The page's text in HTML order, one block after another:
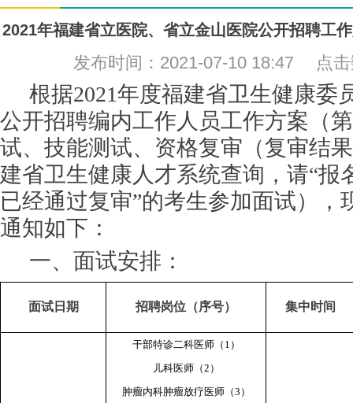
2021年福建省立医院、省立金山医院公开招聘工
发布时间：2021-07-10 18:47 点
根据2021年度福建省卫生健康委
公开招聘编内工作人员工作方案（
试、技能测试、资格复审（复审结
建省卫生健康人才系统查询，请“报
已经通过复审”的考生参加面试），
通知如下：
一、面试安排：
面试日期 招聘岗位（序号） 集中时间
干部特诊二科医师（1）
儿科医师（2）
肿瘤内科肿瘤放疗医师（3）